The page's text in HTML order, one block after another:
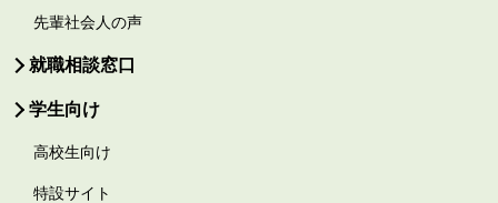
先輩社会人の声
就職相談窓口
学生向け
高校生向け
特設サイト